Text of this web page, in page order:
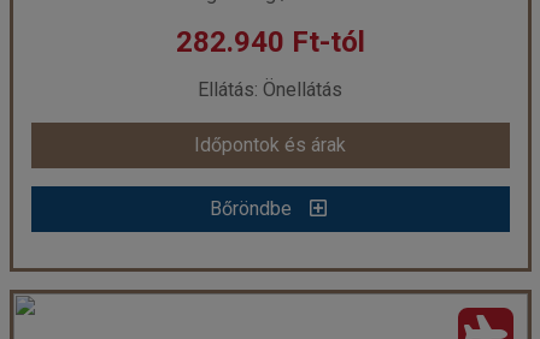
már 282.760 Ft-tól
Időpontok és árak
Bőröndbe
282.940 Ft-tól
Ellátás: Önellátás
Időpontok és árak
Bőröndbe
AGATHAGGELOS **